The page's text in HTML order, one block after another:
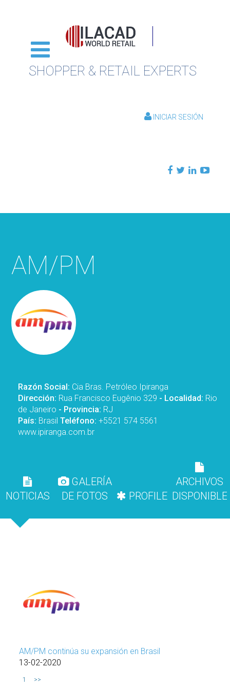
SHOPPER & RETAIL EXPERTS
INICIAR SESIÓN
AM/PM
Razón Social: Cia Bras. Petróleo Ipiranga
Dirección: Rua Francisco Eugênio 329 - Localidad: Rio
de Janeiro - Provincia: RJ
País: Brasil Teléfono:+5521 574 5561
www.ipiranga.com.br
NOTICIAS
GALERÍA
DE FOTOS
PROFILE
ARCHIVOS
AM/PM continúa su expansión en Brasil
13-02-2020
1 >>